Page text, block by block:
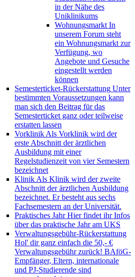
in der Nähe des
Uniklinikums
Wohnungsmarkt In
unserem Forum steht
ein Wohnungsmarkt zur
Verfügung, wo
Angebote und Gesuche
eingestellt werden
können
Semesterticket-Rückerstattung Unter
bestimmten Voraussetzungen kann
man sich den Beitrag für das
Semesterticket ganz oder teilweise
erstatten lassen
VorklinikAls Vorklinik wird der
erste Abschnitt der ärztlichen
Ausbildung mit einer
Regelstudienzeit von vier Semestern
bezeichnet
KlinikAls Klinik wird der zweite
Abschnitt der ärztlichen Ausbildung
bezeichnet. Er besteht aus sechs
Fachsemestern an der Universität.
Praktisches Jahr Hier findet ihr Infos
über das praktische Jahr am UKS
Verwaltungsgebühr-Rückerstattung
Hol' dir ganz einfach die 50,- €
Verwaltungsgebühr zurück! BAföG-
Empfänger, Eltern, internationale
und PJ-Studierende sind